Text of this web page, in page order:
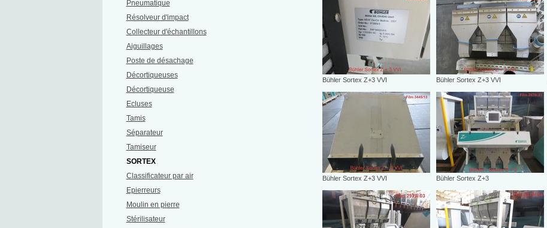
Pneumatique
Résolveur d'impact
Collecteur d'échantillons
Aiguillages
Poste de désachage
Décortiqueuses
Décortiqueuse
Ecluses
Tamis
Séparateur
Tamiseur
SORTEX
Classificateur par air
Epierreurs
Moulin en pierre
Stérilisateur
Bühler Sortex Z+3 VVI Bühler Sortex Z+3 VVI
Bühler Sortex Z+3 VVI Bühler Sortex Z+3